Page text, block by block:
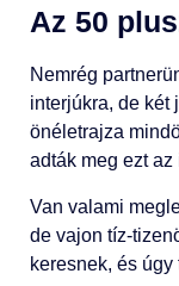
Az 50
Nemrég
interjúkra, de két
önéletrajza
adták meg ezt az
Van valami
de vajon tíz-
keresnek, és